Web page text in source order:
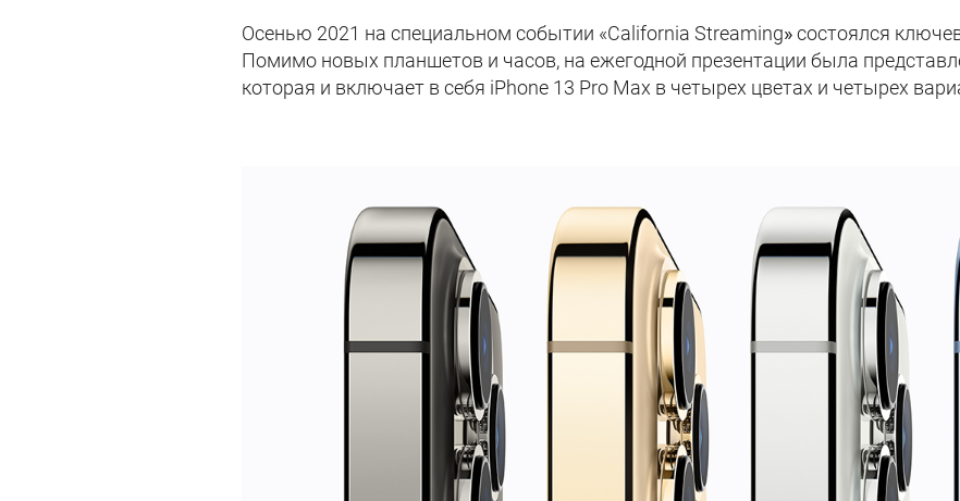
Осенью 2021 на специальном событии «California Streaming»состоялся
Помимо новых планшетов и часов, на ежегодной презентации была
которая и включает в себя iPhone 13 Pro Max в четырех цветах и четырех